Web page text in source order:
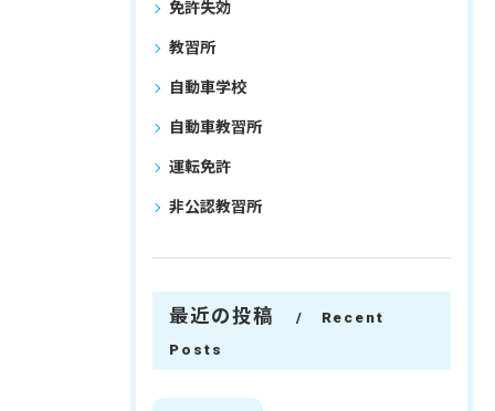
免許失効
教習所
自動車学校
自動車教習所
運転免許
非公認教習所
最近の投稿
Recent
Posts